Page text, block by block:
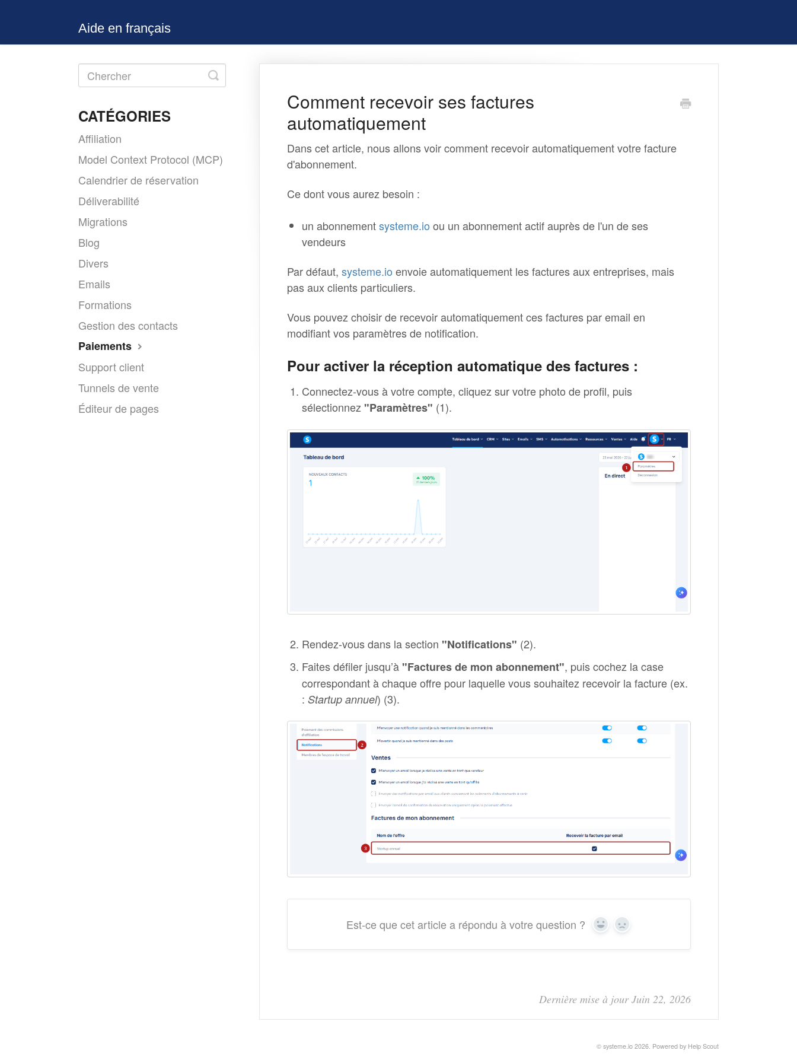
Aide en français
Comment recevoir ses factures
automatiquement
Dans cet article, nous allons voir comment recevoir automatiquement votre facture
d'abonnement.
Ce dont vous aurez besoin :
un abonnementsysteme.io ou un abonnement actif auprès de l'un de ses
vendeurs
Par défaut, systeme.io envoie automatiquement les factures aux entreprises, mais
pas aux clients particuliers.
Vous pouvez choisir de recevoir automatiquement ces factures par email en
modifiant vos paramètres de notification.
Pour activer la réception automatique des factures :
Connectez-vous à votre compte, cliquez sur votre photo de profil, puis
sélectionnez "Paramètres" (1).
Rendez-vous dans la section "Notifications" (2).
Faites défiler jusqu’à "Factures de mon abonnement", puis cochez la case
correspondant à chaque offre pour laquelle vous souhaitez recevoir la facture (ex.
: Startup annuel) (3).
Est-ce que cet article a répondu à votre question ? Yes No
Dernière mise à jour Juin 22, 2026
Toggle
Search
CATÉGORIES
Affiliation
Model Context Protocol (MCP)
Calendrier de réservation
Déliverabilité
Migrations
Blog
Divers
Emails
Formations
Gestion des contacts
Paiements
Support client
Tunnels de vente
Éditeur de pages
© systeme.io 2026. Powered by Help Scout